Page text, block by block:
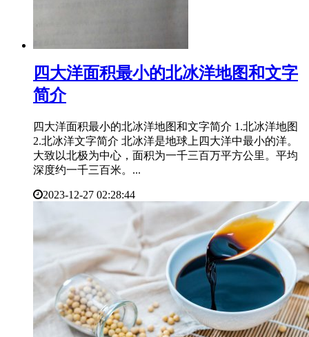
​四大洋面积最小的北冰洋地图和文字
简介
四大洋面积最小的北冰洋地图和文字简介 1.北冰洋地图
2.北冰洋文字简介 北冰洋是地球上四大洋中最小的洋。
大致以北极为中心，面积为一千三百万平方公里。平均
深度约一千三百米。...
2023-12-27 02:28:44